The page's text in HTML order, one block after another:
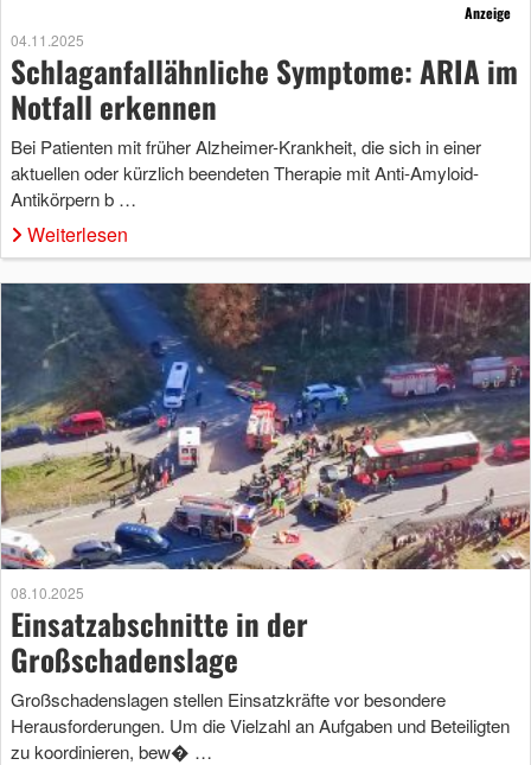
Anzeige
04.11.2025
Schlaganfallähnliche Symptome: ARIA im
Notfall erkennen
Bei Patienten mit früher Alzheimer-Krankheit, die sich in einer
aktuellen oder kürzlich beendeten Therapie mit Anti-Amyloid-
Antikörpern b …
Weiterlesen
08.10.2025
Einsatzabschnitte in der
Großschadenslage
Großschadenslagen stellen Einsatzkräfte vor besondere
Herausforderungen. Um die Vielzahl an Aufgaben und Beteiligten
zu koordinieren, bew� …